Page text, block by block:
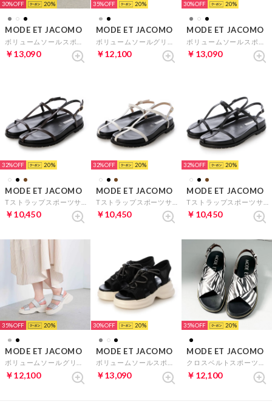
30% 20
MODE ET JACOMO
￥13,090
35% 20
MODE ET JACOMO
￥12,100
30% 20
MODE ET JACOMO
￥13,090
32% 20
MODE ET JACOMO
￥10,450
32% 20
MODE ET JACOMO
￥10,450
32% 20
MODE ET JACOMO
￥10,450
35% 20
MODE ET JACOMO
￥12,100
30% 20
MODE ET JACOMO
￥13,090
35% 20
MODE ET JACOMO
￥12,100